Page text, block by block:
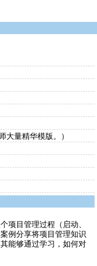
大量精华模版。）
项目管理过程（启动、
例分享将项目管理知识
能够通过学习，如何对